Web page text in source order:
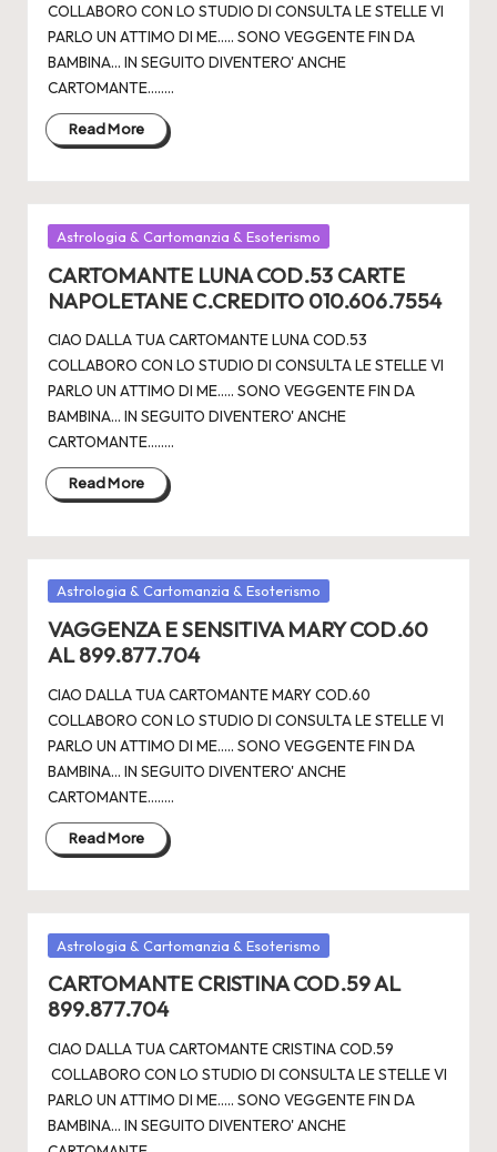
COLLABORO CON LO STUDIO DI CONSULTA LE STELLE VI
PARLO UN ATTIMO DI ME..... SONO VEGGENTE FIN DA
BAMBINA... IN SEGUITO DIVENTERO' ANCHE
CARTOMANTE.....…
Read More
Posted
Astrologia & Cartomanzia & Esoterismo
CARTOMANTE LUNA COD.53 CARTE
NAPOLETANE C.CREDITO 010.606.7554
CIAO DALLA TUA CARTOMANTE LUNA COD.53
COLLABORO CON LO STUDIO DI CONSULTA LE STELLE VI
PARLO UN ATTIMO DI ME..... SONO VEGGENTE FIN DA
BAMBINA... IN SEGUITO DIVENTERO' ANCHE
CARTOMANTE.....…
Read More
Posted
Astrologia & Cartomanzia & Esoterismo
VAGGENZA E SENSITIVA MARY COD.60
AL 899.877.704
CIAO DALLA TUA CARTOMANTE MARY COD.60
COLLABORO CON LO STUDIO DI CONSULTA LE STELLE VI
PARLO UN ATTIMO DI ME..... SONO VEGGENTE FIN DA
BAMBINA... IN SEGUITO DIVENTERO' ANCHE
CARTOMANTE.....…
Read More
Posted
Astrologia & Cartomanzia & Esoterismo
CARTOMANTE CRISTINA COD.59 AL
899.877.704
CIAO DALLA TUA CARTOMANTE CRISTINA COD.59
COLLABORO CON LO STUDIO DI CONSULTA LE STELLE VI
PARLO UN ATTIMO DI ME..... SONO VEGGENTE FIN DA
BAMBINA... IN SEGUITO DIVENTERO' ANCHE